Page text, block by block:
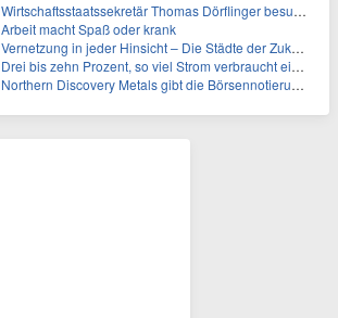
Wirtschaftsstaatssekretär Thomas Dörflinger besucht Handwerksbetrieb im Kammerbezirk Freiburg
Arbeit macht Spaß oder krank
Vernetzung in jeder Hinsicht – Die Städte der Zukunft sind grün-blau
Drei bis zehn Prozent, so viel Strom verbraucht ein Aufzug im Gebäude
Northern Discovery Metals gibt die Börsennotierung an der Frankfurter Wertpapierbörse bekannt